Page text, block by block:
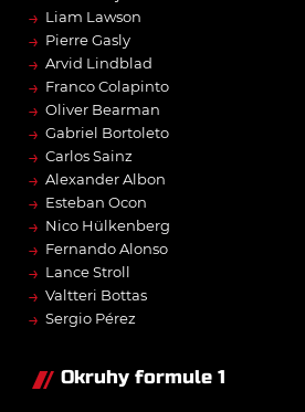
→ Liam Lawson
→ Pierre Gasly
→ Arvid Lindblad
→ Franco Colapinto
→ Oliver Bearman
→ Gabriel Bortoleto
→ Carlos Sainz
→ Alexander Albon
→ Esteban Ocon
→ Nico Hülkenberg
→ Fernando Alonso
→ Lance Stroll
→ Valtteri Bottas
→ Sergio Pérez
Okruhy formule 1